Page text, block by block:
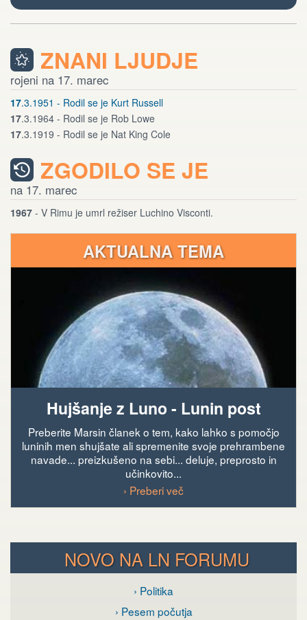
ZNANI LJUDJE
rojeni na 17. marec
17.3.1951 - Rodil se je Kurt Russell
17.3.1964 - Rodil se je Rob Lowe
17.3.1919 - Rodil se je Nat King Cole
ZGODILO SE JE
na 17. marec
1967 - V Rimu je umrl režiser Luchino Visconti.
AKTUALNA TEMA
Hujšanje z Luno - Lunin post
Preberite Marsin članek o tem, kako lahko s pomočjo
luninih men shujšate ali spremenite svoje prehrambene
navade... preizkušeno na sebi... deluje, preprosto in
učinkovito...
› Preberi več
NOVO NA LN FORUMU
› Politika
› Pesem počutja